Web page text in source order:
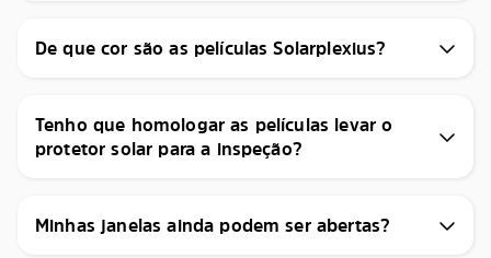
De que cor são as películas Solarplexius?
Tenho que homologar as películas levar o
protetor solar para a inspeção?
Minhas janelas ainda podem ser abertas?